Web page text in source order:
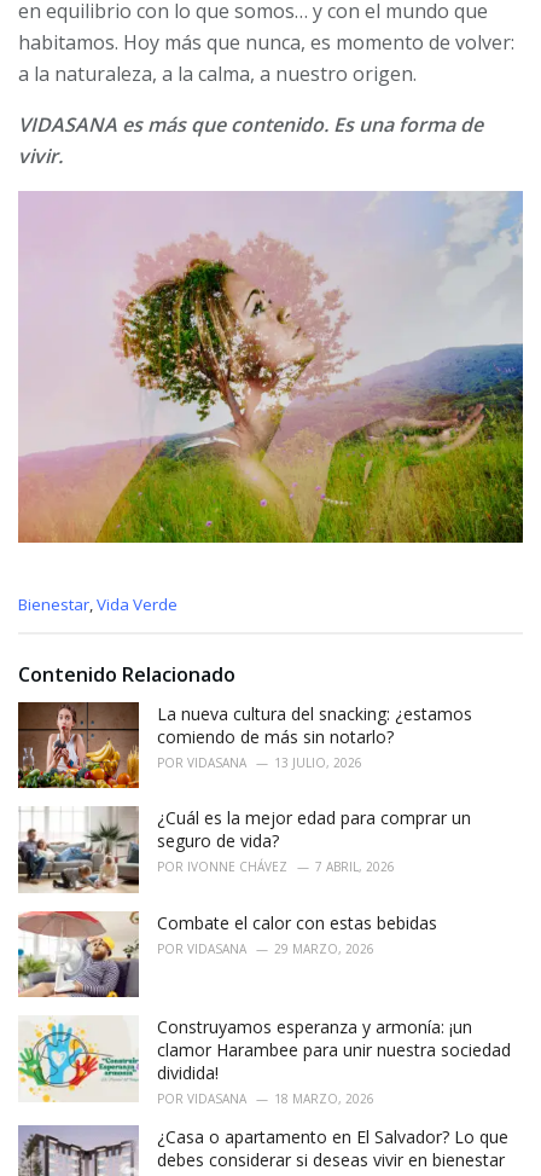
en equilibrio con lo que somos… y con el mundo que
habitamos. Hoy más que nunca, es momento de volver:
a la naturaleza, a la calma, a nuestro origen.
VIDASANA es más que contenido. Es una forma de
vivir.
C
e
r
e
Bienestar,Vida Verde
Contenido Relacionado
La nueva cultura del snacking: ¿estamos
comiendo de más sin notarlo?
POR VIDASANA 13 JULIO, 2026
¿Cuál es la mejor edad para comprar un
seguro de vida?
POR IVONNE CHÁVEZ 7 ABRIL, 2026
Combate el calor con estas bebidas
POR VIDASANA 29 MARZO, 2026
Construyamos esperanza y armonía: ¡un
clamor Harambee para unir nuestra sociedad
dividida!
POR VIDASANA 18 MARZO, 2026
¿Casa o apartamento en El Salvador? Lo que
debes considerar si deseas vivir en bienestar